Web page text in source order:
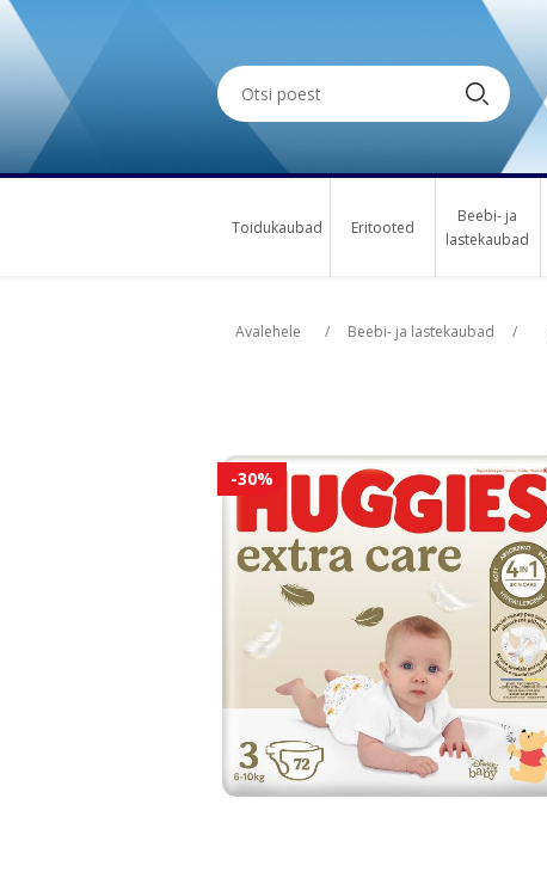
Toidukaubad Eritooted
Beebi- ja
lastekaubad
Avalehele / Beebi- ja lastekaubad /
-30%